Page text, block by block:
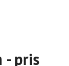
- pris